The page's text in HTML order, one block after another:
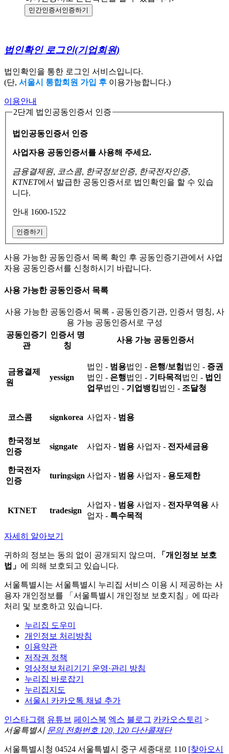
민간인증서 인증하기
법인확인 로그인(기업회원)
법인확인을 통한 로그인 서비스입니다.
(단, 서울시 통합회원 가입 후 이용가능합니다.)
이용안내
2단계 법인공동인증서 인증
법인공동인증서 인증
사업자용 공동인증서를 사용해 주세요.
금융결제원, 코스콤, 한국정보인증, 한국전자인증,
KTNET에서 발급한 공동인증서로 법인확인을 할 수 있습
니다.
안내 1600-1522
인증하기
사용 가능한 공동인증서 목록 확인 후 공동인증기관에서 사업
자용 공동인증서를 신청하시기 바랍니다.
사용 가능한 공동인증서 목록
사용 가능한 공동인증서 목록 - 공동인증기관, 인증서 명칭, 사
용 가능 공동인증서로 구성
공동인증기
관
인증서 명
칭
사용 가능 공동인증서
금융결제
원
yessign
법인 - 범용법인 - 은행/보험 법인 - 증권
법인 - 은행법인 - 기타목적 법인 - 법인
업무법인 - 기업뱅킹법인 - 조달청
코스콤 signkorea 사업자 - 범용
한국정보
인증
signgate 사업자 - 범용 사업자 - 전자세금용
한국전자
인증
turingsign 사업자 - 범용 사업자 - 용도제한
KTNET tradesign
사업자 - 범용 사업자 - 전자무역용 사
업자 - 특수목적
자세히 알아보기
귀하의 정보는 동의 없이 공개되지 않으며,
「개인정보 보호
법」 에 의해 보호되고 있습니다.
서울특별시는 서울특별시 누리집 서비스 이용 시 제공하는 사
용자 개인정보를 「서울특별시 개인정보 보호지침」에 따라
처리 및 보호하고 있습니다.
누리집 도우미
개인정보 처리방침
이용약관
저작권 정책
영상정보처리기기 운영·관리 방침
누리집 바로잡기
누리집지도
서울시 카카오톡 채널 추가
인스타그램 유튜브 페이스북 엑스 블로그 카카오스토리 >
서울특별시 문의 전화번호 120, 120 다산콜재단
서울특별시청 04524 서울특별시 중구 세종대로 110 [찾아오시